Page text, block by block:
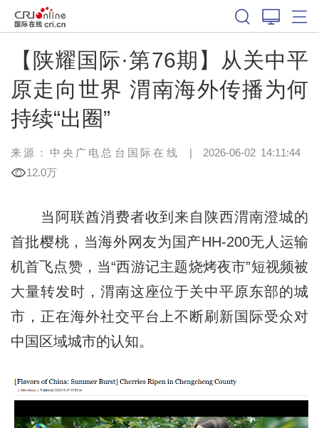
【陕耀国际·第76期】从关中平
原走向世界 渭南海外传播为何
持续“出圈”
来源：中央广电总台国际在线 | 2026-06-02 14:11:44
12.0万
当阿联酋消费者收到来自陕西渭南澄城的
首批樱桃，当海外网友为国产HH-200无人运输
机首飞点赞，当“西游记主题烧烤夜市”短视频被
大量转发时，渭南这座位于关中平原东部的城
市，正在海外社交平台上不断刷新国际受众对
中国区域城市的认知。